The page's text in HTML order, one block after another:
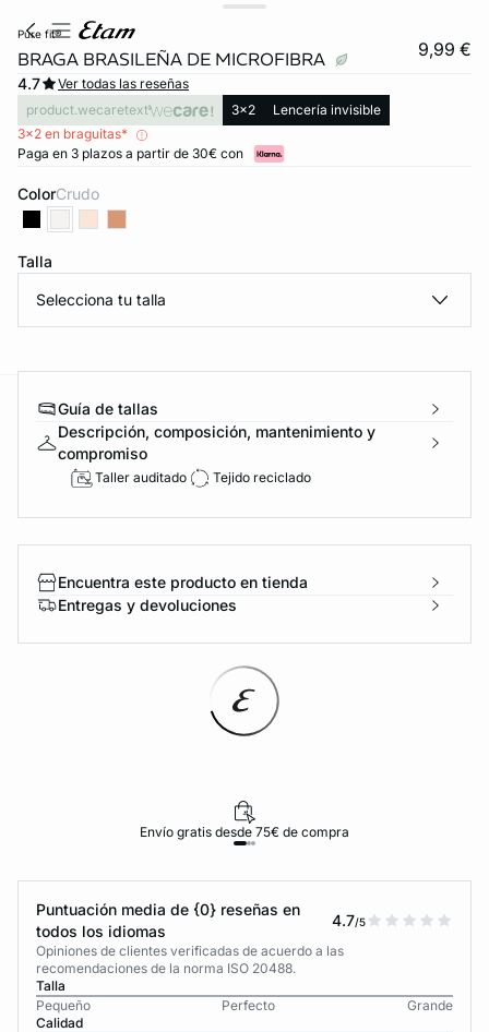
pure fit®
BRAGA BRASILEÑA DE MICROFIBRA 9,99 €
4.7
Ver todas las reseñas
product.wecaretext
3x2
Lencería invisible
3x2 en braguitas*
Paga en 3 plazos a partir de 30€ con
Color crudo
Talla
Selecciona tu talla
Guía de tallas
Descripción, composición, mantenimiento y
compromiso
Taller auditado Tejido reciclado
Encuentra este producto en tienda
Entregas y devoluciones
Envío gratis desde 75€ de compra
Puntuación media de {0} reseñas en
todos los idiomas
4.7/5
Opiniones de clientes verificadas de acuerdo a las
recomendaciones de la norma ISO 20488.
Talla
Pequeño
Perfecto
Grande
Calidad